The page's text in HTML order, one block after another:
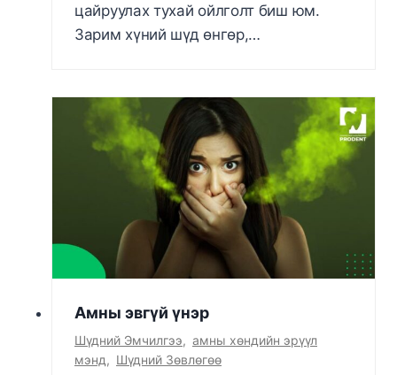
цайруулах тухай ойлголт биш юм.
Зарим хүний шүд өнгөр,…
Амны эвгүй үнэр
Шүдний Эмчилгээ, амны хөндийн эрүүл
мэнд, Шүдний Зөвлөгөө